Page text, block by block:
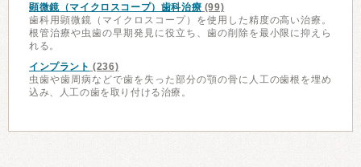
顕微鏡（マイクロスコープ）歯科治療 (99)
歯科用顕微鏡（マイクロスコープ）を使用した精度の高い治療。
根管治療や虫歯の早期発見に役立ち、歯の削除を最小限に抑えら
れる。
インプラント (236)
虫歯や歯周病などで歯を失った部分の顎の骨に人工の歯根を埋め
込み、人工の歯を取り付ける治療。